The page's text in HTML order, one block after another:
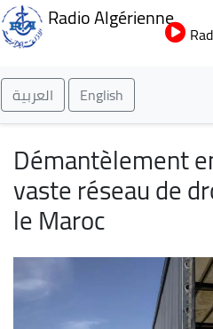
au
Radio Algérienne
العربية English
Démantèlement
vaste réseau de
le Maroc